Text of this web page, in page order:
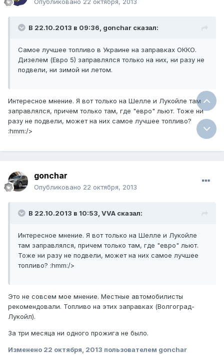
Опубликовано 22 октября, 2013
В 22.10.2013 в 09:36, gonchar сказал:
Самое лучшее топливо в Украине на заправках ОККО.
Дизелем (Евро 5) заправлялся только на них, ни разу не
подвели, ни зимой ни летом.
Интересное мнение. Я вот только на Шелле и Лукойле там
заправлялся, причем только там, где "евро" льют. Тоже ни
разу не подвели, может на них самое лучшее топливо?
:hmm:/>
gonchar
Опубликовано 22 октября, 2013
В 22.10.2013 в 10:53, VVA сказал:
Интересное мнение. Я вот только на Шелле и Лукойле
там заправлялся, причем только там, где "евро" льют.
Тоже ни разу не подвели, может на них самое лучшее
топливо? :hmm:/>
Это не совсем мое мнение. Местные автомобилисты
рекомендовали. Топливо на этих заправках (Волгоград-
Лукойл).
За три месяца ни одного прожига не было.
Изменено 22 октября, 2013 пользователем gonchar